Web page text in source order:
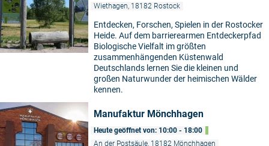
Wiethagen, 18182 Rostock
Entdecken, Forschen, Spielen in der Rostocker
Heide. Auf dem barrierearmen Entdeckerpfad
Biologische Vielfalt im größten
zusammenhängenden Küstenwald
Deutschlands lernen Sie die kleinen und
großen Naturwunder der heimischen Wälder
kennen.
Manufaktur Mönchhagen
Heute geöffnet von: 10:00 - 18:00
An der Postsäule, 18182 Mönchhagen